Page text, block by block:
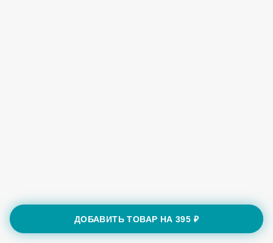
ДОБАВИТЬ ТОВАР НА395 ₽